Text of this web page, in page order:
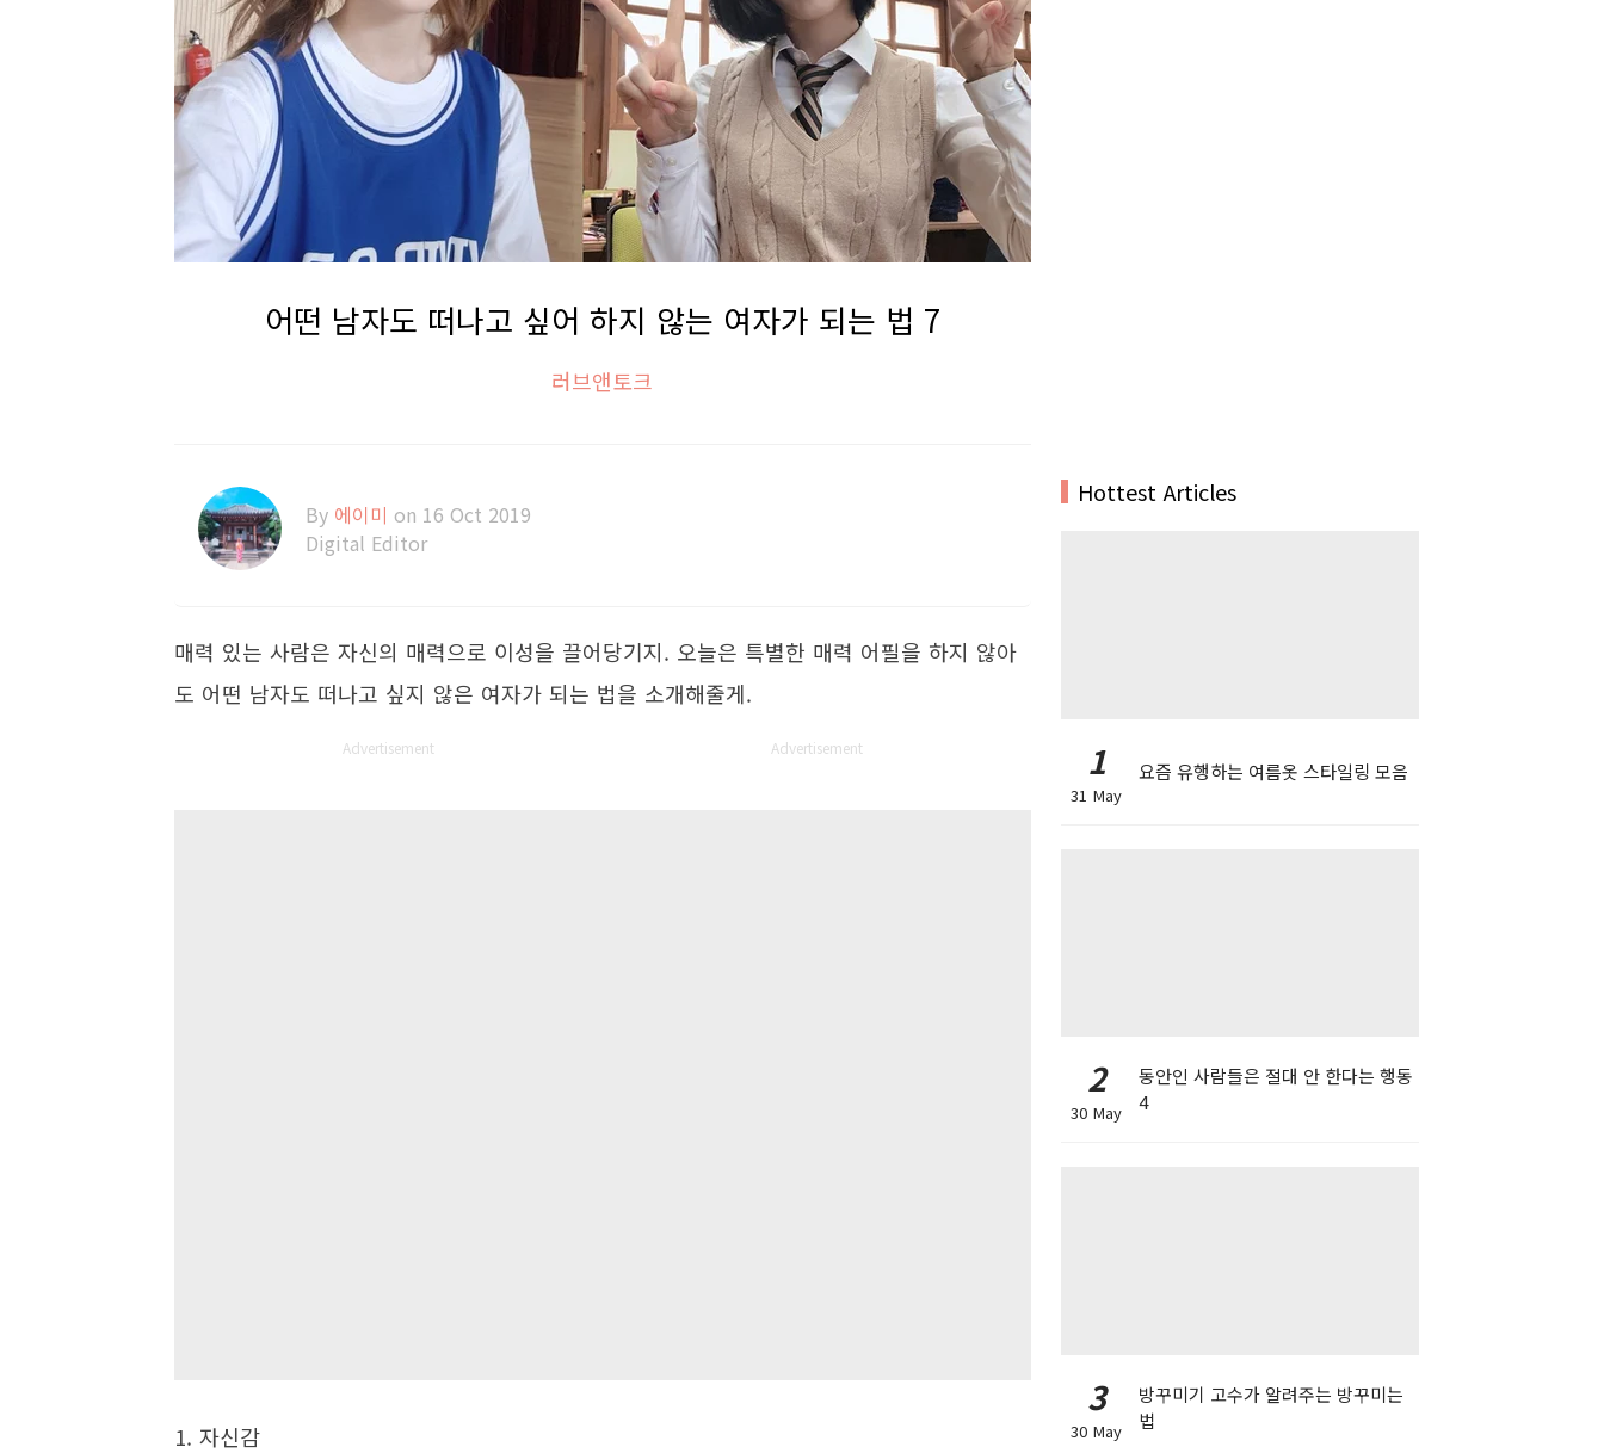
어떤 남자도 떠나고 싶어 하지 않는 여자가 되는 법 7
러브앤토크
By 에이미 on 16 Oct 2019
Digital Editor
매력 있는 사람은 자신의 매력으로 이성을 끌어당기지. 오늘은 특별한 매력 어필을 하지 않아
도 어떤 남자도 떠나고 싶지 않은 여자가 되는 법을 소개해줄게.
Advertisement Advertisement
1. 자신감
Hottest Articles
1
31 May
요즘 유행하는 여름옷 스타일링 모음
2
30 May
동안인 사람들은 절대 안 한다는 행동
4
3
30 May
방꾸미기 고수가 알려주는 방꾸미는
법